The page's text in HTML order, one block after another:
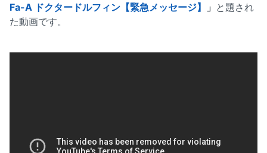
Fa-A ドクタードルフィン【緊急メッセージ】
」 と題され
た動画です。